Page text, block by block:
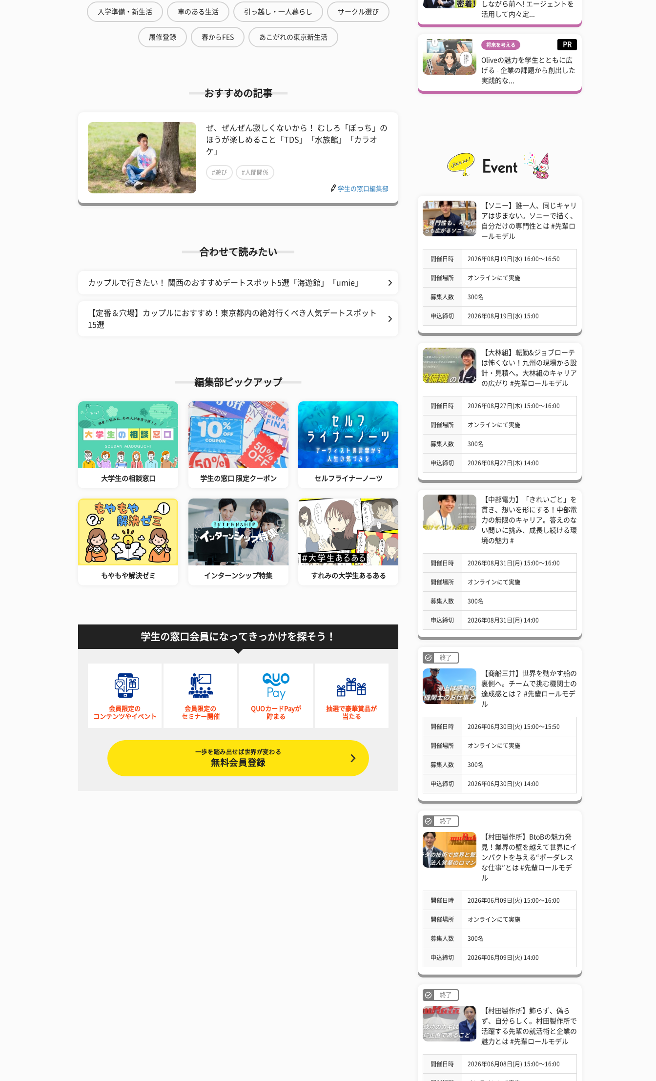
入学準備・新生活 車のある生活 引っ越し・一人暮らし サークル選び
履修登録 春からFES あこがれの東京新生活
おすすめの記事
ぜ、ぜんぜん寂しくないから！ むしろ「ぼっち」の
ほうが楽しめること「TDS」「水族館」「カラオ
ケ」
#遊び #人間関係
学生の窓口編集部
合わせて読みたい
カップルで行きたい！ 関西のおすすめデートスポット5選「海遊館」「umie」
【定番＆穴場】カップルにおすすめ！東京都内の絶対行くべき人気デートスポット
15選
編集部ピックアップ
大学生の相談窓口 学生の窓口 限定クーポン セルフライナーノーツ
もやもや解決ゼミ インターンシップ特集 すれみの大学生あるある
学生の窓口会員になってきっかけを探そう！
会員限定の
コンテンツやイベント
会員限定の
セミナー開催
QUOカードPayが
貯まる
抽選で豪華賞品が
当たる
一歩を踏み出せば世界が変わる
無料会員登録
しながら前へ! エージェントを
活用して内々定...
将来を考える PR
Oliveの魅力を学生とともに広
げる - 企業の課題から創出した
実践的な...
【ソニー】誰一人、同じキャリ
アは歩まない。ソニーで描く、
自分だけの専門性とは #先輩ロ
ールモデル
開催日時 2026年08月19日(水) 16:00〜16:50
開催場所 オンラインにて実施
募集人数 300名
申込締切 2026年08月19日(水) 15:00
【大林組】転勤&ジョブローテ
は怖くない！九州の現場から設
計・見積へ。大林組のキャリア
の広がり #先輩ロールモデル
開催日時 2026年08月27日(木) 15:00〜16:00
開催場所 オンラインにて実施
募集人数 300名
申込締切 2026年08月27日(木) 14:00
【中部電力】「きれいごと」を
貫き、想いを形にする！中部電
力の無限のキャリア。答えのな
い問いに挑み、成長し続ける環
境の魅力 #
開催日時 2026年08月31日(月) 15:00〜16:00
開催場所 オンラインにて実施
募集人数 300名
申込締切 2026年08月31日(月) 14:00
終了
【商船三井】世界を動かす船の
裏側へ。チームで挑む機関士の
達成感とは？ #先輩ロールモデ
ル
開催日時 2026年06月30日(火) 15:00〜15:50
開催場所 オンラインにて実施
募集人数 300名
申込締切 2026年06月30日(火) 14:00
終了
【村田製作所】BtoBの魅力発
見！業界の壁を越えて世界にイ
ンパクトを与える“ボーダレス
な仕事”とは #先輩ロールモデ
ル
開催日時 2026年06月09日(火) 15:00〜16:00
開催場所 オンラインにて実施
募集人数 300名
申込締切 2026年06月09日(火) 14:00
終了
【村田製作所】飾らず、偽ら
ず、自分らしく。村田製作所で
活躍する先輩の就活術と企業の
魅力とは #先輩ロールモデル
開催日時 2026年06月08日(月) 15:00〜16:00